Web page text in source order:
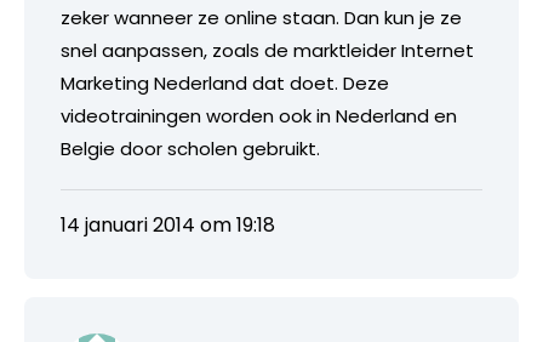
zeker wanneer ze online staan. Dan kun je ze
snel aanpassen, zoals de marktleider Internet
Marketing Nederland dat doet. Deze
videotrainingen worden ook in Nederland en
Belgie door scholen gebruikt.
14 januari 2014 om 19:18